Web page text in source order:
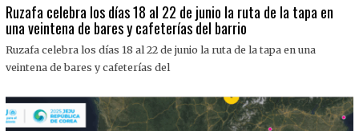
J
U
I
O
0
2
5
Ruzafa celebra los días 18 al 22 de junio la ruta de la tapa en
una veintena de bares y cafeterías del barrio
Ruzafa celebra los días 18 al 22 de junio la ruta de la tapa en una
veintena de bares y cafeterías del